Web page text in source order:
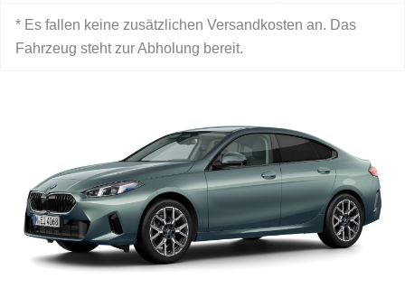
* Es fallen keine zusätzlichen Versandkosten an. Das
Fahrzeug steht zur Abholung bereit.